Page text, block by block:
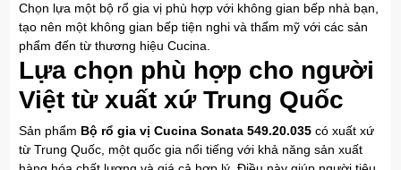
Chọn lựa một bộ rổ gia vị phù hợp với không gian bếp nhà bạn,
tạo nên một không gian bếp tiện nghi và thẩm mỹ với các sản
phẩm đến từ thương hiệu Cucina.
Lựa chọn phù hợp cho người
Việt từ xuất xứ Trung Quốc
Sản phẩm Bộ rổ gia vị Cucina Sonata 549.20.035 có xuất xứ
từ Trung Quốc, một quốc gia nổi tiếng với khả năng sản xuất